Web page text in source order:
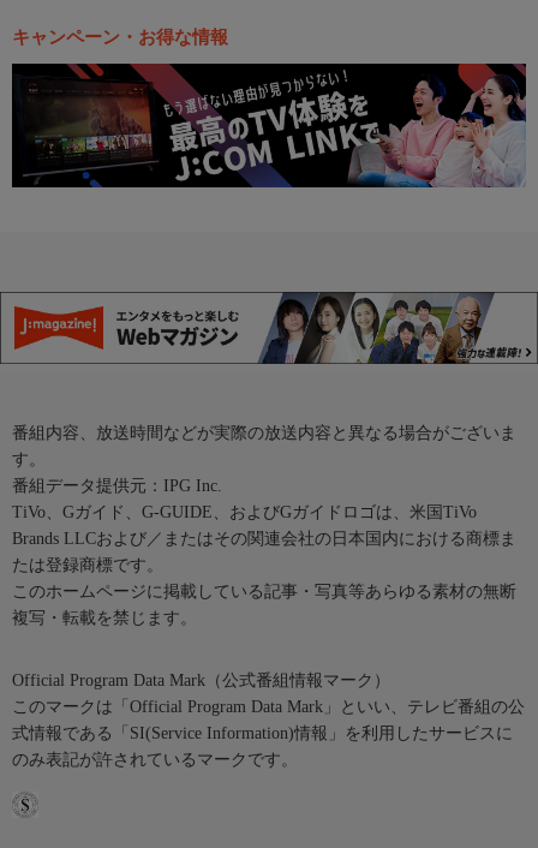
キャンペーン・お得な情報
番組内容、放送時間などが実際の放送内容と異なる場合がございま
す。
番組データ提供元：IPG Inc.
TiVo、Gガイド、G-GUIDE、およびGガイドロゴは、米国TiVo
Brands LLCおよび／またはその関連会社の日本国内における商標ま
たは登録商標です。
このホームページに掲載している記事・写真等あらゆる素材の無断
複写・転載を禁じます。
Official Program Data Mark（公式番組情報マーク）
このマークは「Official Program Data Mark」といい、テレビ番組の公
式情報である「SI(Service Information)情報」を利用したサービスに
のみ表記が許されているマークです。